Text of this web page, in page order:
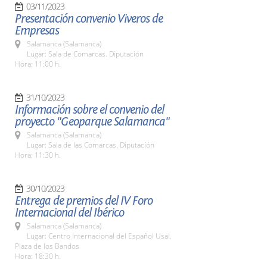
03/11/2023
Presentación convenio Viveros de
Empresas
Salamanca (Salamanca)
Lugar: Sala de Comarcas. Diputación
Hora: 11:00 h.
31/10/2023
Información sobre el convenio del
proyecto "Geoparque Salamanca"
Salamanca (Salamanca)
Lugar: Sala de las Comarcas. Diputación
Hora: 11:30 h.
30/10/2023
Entrega de premios del IV Foro
Internacional del Ibérico
Salamanca (Salamanca)
Lugar: Centro Internacional del Español Usal.
Plaza de los Bandos
Hora: 18:30 h.